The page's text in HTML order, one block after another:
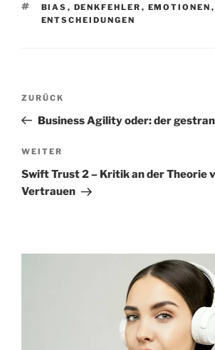
SCHLAGWÖRTER
BIAS , DENKFEHLER , EMOTIONEN ,
ENTSCHEIDUNGEN
Beitragsnavigation
Vorheriger
Beitrag
ZURÜCK
Business Agility oder: der
Nächster
Beitrag
WEITER
Swift Trust 2 – Kritik an der Theorie
Vertrauen